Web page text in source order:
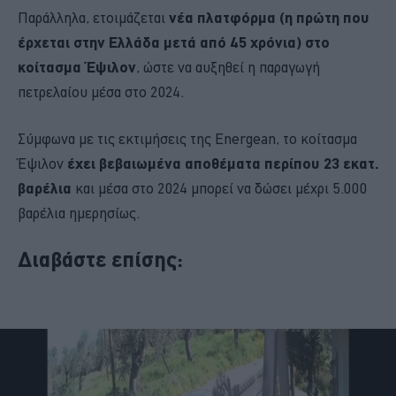
Παράλληλα, ετοιμάζεται νέα πλατφόρμα (η πρώτη που
έρχεται στην Ελλάδα μετά από 45 χρόνια) στο
κοίτασμα Έψιλον, ώστε να αυξηθεί η παραγωγή
πετρελαίου μέσα στο 2024.
Σύμφωνα με τις εκτιμήσεις της Energean, το κοίτασμα
Έψιλον έχει βεβαιωμένα αποθέματα περίπου 23 εκατ.
βαρέλια και μέσα στο 2024 μπορεί να δώσει μέχρι 5.000
βαρέλια ημερησίως.
Διαβάστε επίσης: